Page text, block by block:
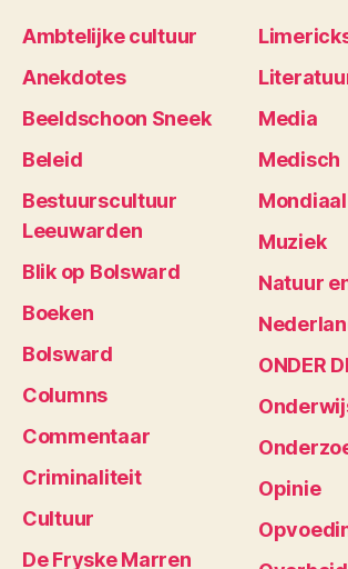
Ambtelijke cultuur
Anekdotes
Beeldschoon Sneek
Beleid
Bestuurscultuur
Leeuwarden
Blik op Bolsward
Boeken
Bolsward
Columns
Commentaar
Criminaliteit
Cultuur
De Fryske Marren
Media
Medisch
Mondiaal
Muziek
Natuur
ONDER
Opinie